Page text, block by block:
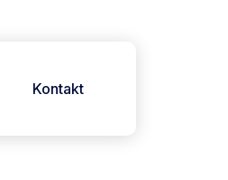
Kontakt